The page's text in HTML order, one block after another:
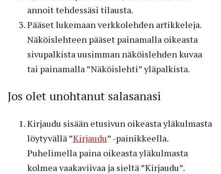
annoit tehdessäsi tilausta.
Pääset lukemaan verkkolehden artikkeleja.
Näköislehteen pääset painamalla oikeasta
sivupalkista uusimman näköislehden kuvaa
tai painamalla ”Näköislehti” yläpalkista.
Jos olet unohtanut salasanasi
Kirjaudu sisään etusivun oikeasta yläkulmasta
löytyvällä ”Kirjaudu” -painikkeella.
Puhelimella paina oikeasta yläkulmasta
kolmea vaakaviivaa ja sieltä ”Kirjaudu”.